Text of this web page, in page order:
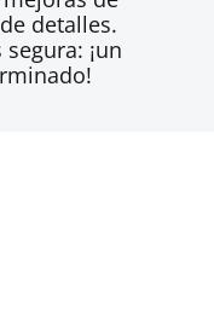
detalles.
¡un